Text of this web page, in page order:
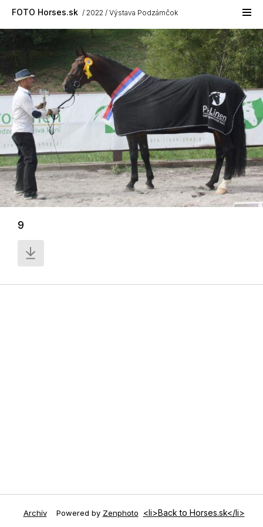
FOTO Horses.sk 2022 Výstava Podzámčok
9
Archív Powered by Zenphoto <li>Back to Horses.sk</li>